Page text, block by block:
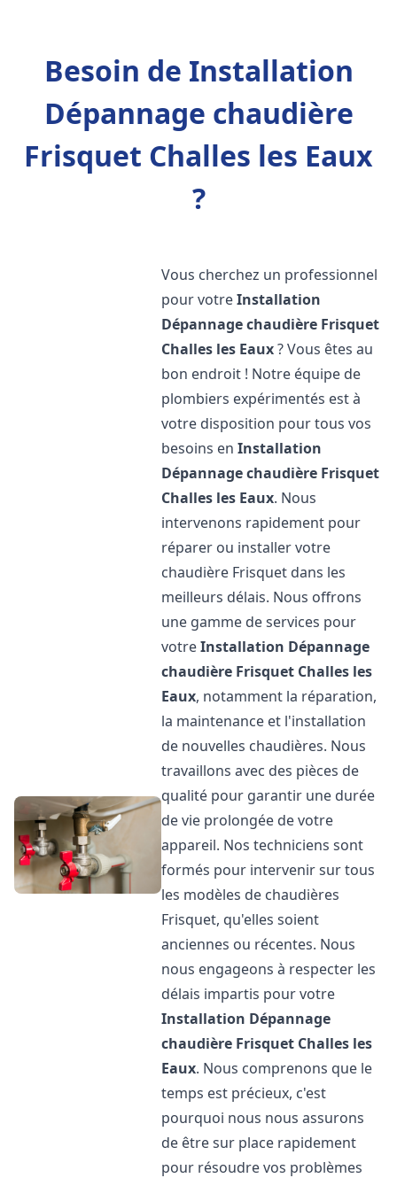
Besoin de Installation
Dépannage chaudière
Frisquet Challes les Eaux
?
Vous cherchez un professionnel
pour votreInstallation
Dépannage chaudière Frisquet
Challes les Eaux? Vous êtes au
bon endroit ! Notre équipe de
plombiers expérimentés est à
votre disposition pour tous vos
besoins enInstallation
Dépannage chaudière Frisquet
Challes les Eaux. Nous
intervenons rapidement pour
réparer ou installer votre
chaudière Frisquet dans les
meilleurs délais. Nous offrons
une gamme de services pour
votreInstallation Dépannage
chaudière Frisquet Challes les
Eaux, notamment la réparation,
la maintenance et l'installation
de nouvelles chaudières. Nous
travaillons avec des pièces de
qualité pour garantir une durée
de vie prolongée de votre
appareil. Nos techniciens sont
formés pour intervenir sur tous
les modèles de chaudières
Frisquet, qu'elles soient
anciennes ou récentes. Nous
nous engageons à respecter les
délais impartis pour votre
Installation Dépannage
chaudière Frisquet Challes les
Eaux. Nous comprenons que le
temps est précieux, c'est
pourquoi nous nous assurons
de être sur place rapidement
pour résoudre vos problèmes